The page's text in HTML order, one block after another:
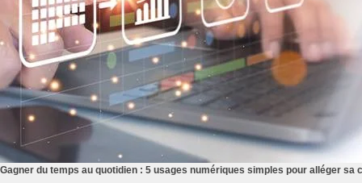
Gagner du temps au quotidien : 5 usages numériques simples pour alléger sa